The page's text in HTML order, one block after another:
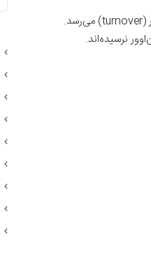
نکته مهم این رکورد آنجایی است که او نخستین بازیکن در تاریخ این رقابت‌ها است که به این تعداد از ترن‌اوور (turnover) می‌رسد.